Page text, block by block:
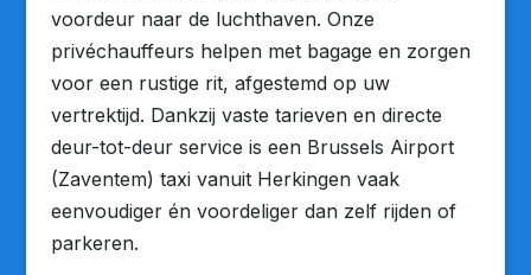
voordeur naar de luchthaven. Onze
privéchauffeurs helpen met bagage en zorgen
voor een rustige rit, afgestemd op uw
vertrektijd. Dankzij vaste tarieven en directe
deur-tot-deur service is een Brussels Airport
(Zaventem) taxi vanuit Herkingen vaak
eenvoudiger én voordeliger dan zelf rijden of
parkeren.